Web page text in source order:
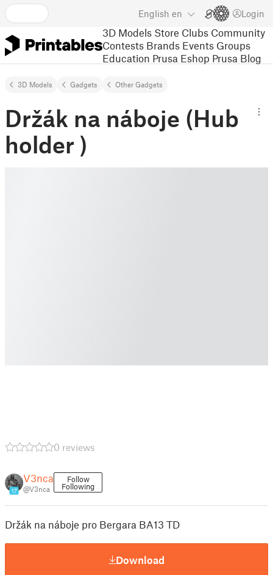
English en Login
3D Models Store Clubs Community
Contests Brands Events Groups
Education Prusa Eshop Prusa Blog
3D Models Gadgets Other Gadgets
Držák na náboje (Hub
holder )
0 reviews
17
V3nca
@V3nca
Follow
Following
Držák na náboje pro Bergara BA13 TD
Download